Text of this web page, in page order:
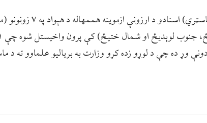
د علماء کرامو د عالمیې مرحلې (ماسټري) اسنادو د
وړ ده چې د لوړو زده کړو وزارت به بریالیو علماوو ته د